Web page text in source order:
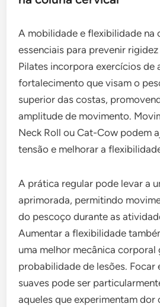
A mobilidade e flexibilidade na
essenciais para prevenir
Pilates incorpora exercícios de
fortalecimento que visam o
superior das costas,
amplitude de movimento.
Neck Roll ou Cat-Cow podem
tensão e melhorar a
A prática regular pode levar a
aprimorada, permitindo
do pescoço durante as
Aumentar a flexibilidade
uma melhor mecânica corporal
probabilidade de lesões. Focar
suaves pode ser
aqueles que experimentam dor